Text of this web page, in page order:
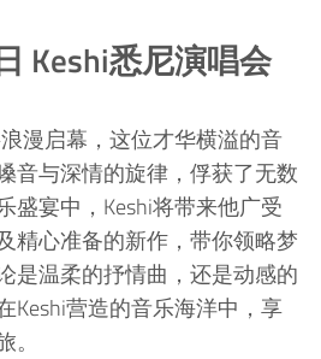
Keshi悉尼演唱会
漫启幕，这位才华横溢的音
音与深情的旋律，俘获了无数
盛宴中，Keshi将带来他广受
精心准备的新作，带你领略梦
是温柔的抒情曲，还是动感的
Keshi营造的音乐海洋中，享